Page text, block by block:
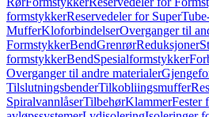
formstykkerReservedeler for
MufferKloforbindelserOverganger til
FormstykkerBendGrenrørReduksjoner
formstykkerBendSpesialformstykker
Overganger til andre materialer
TilslutningsbenderTilkobliingsmuffer
SpiralvannlåserTilbehørKlammerFester